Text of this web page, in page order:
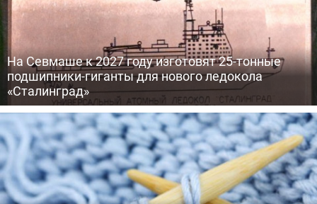
На Севмаше к 2027 году изготовят 25-тонные
подшипники-гиганты для нового ледокола
«Сталинград»